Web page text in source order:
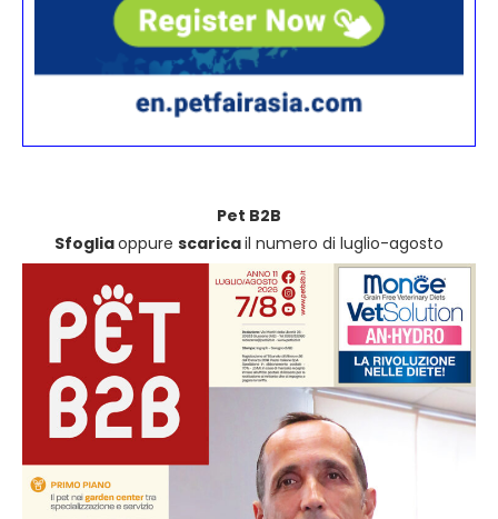
Pet B2B
Sfogliaoppure scaricail numero di luglio-agosto